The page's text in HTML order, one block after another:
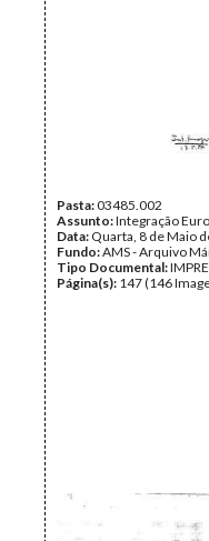
Pasta:03485.002
Assunto:Integração
Data: Quarta, 8 de Maio
Fundo:AMS - Arquivo
Tipo Documental:
Página(s): 147 (146